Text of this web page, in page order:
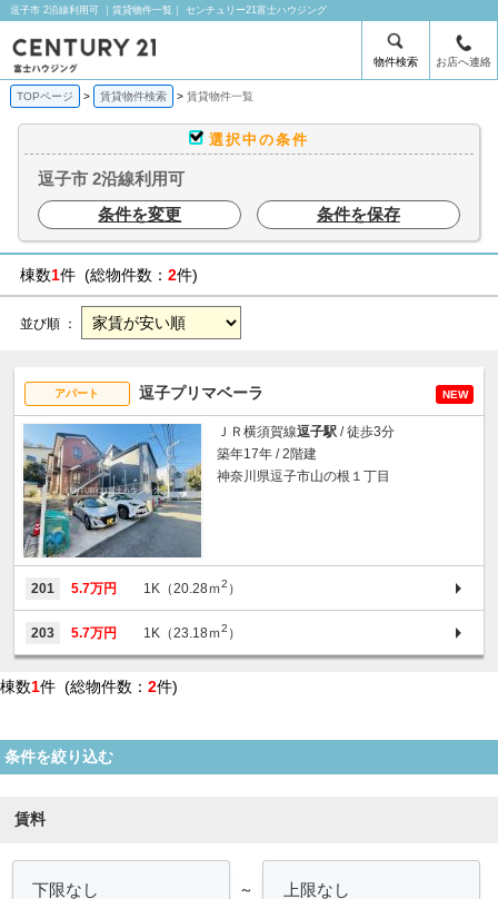
逗子市 2沿線利用可 ｜賃貸物件一覧｜ センチュリー21富士ハウジング
物件検索 お店へ連絡
TOPページ 賃貸物件検索 賃貸物件一覧
選択中の条件
逗子市 2沿線利用可
条件を変更
条件を保存
棟数1件 (総物件数： 2件)
並び順 ：
アパート 逗子プリマベーラ NEW
ＪＲ横須賀線逗子駅 / 徒歩3分
築年17年 / 2階建
神奈川県逗子市山の根１丁目
201 5.7万円 1K（20.28ｍ2 ）
203 5.7万円 1K（23.18ｍ2 ）
棟数1件 (総物件数： 2件)
条件を絞り込む
賃料
～